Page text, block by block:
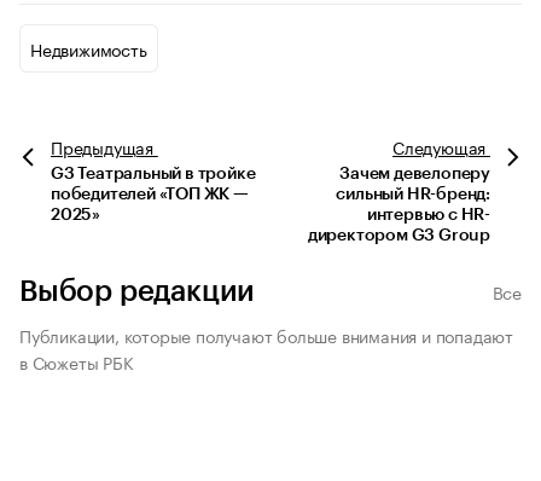
Недвижимость
Предыдущая
G3 Театральный в тройке
победителей «ТОП ЖК —
2025»
Следующая
Зачем девелоперу
сильный HR-бренд:
интервью с HR-
директором G3 Group
Выбор редакции
Все
Публикации, которые получают больше внимания и попадают
в Сюжеты РБК